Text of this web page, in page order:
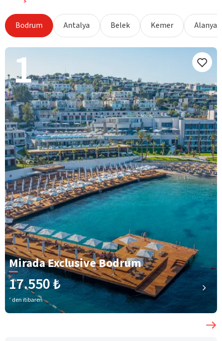
Bodrum Antalya Belek Kemer Alanya
1
Mirada Exclusive Bodrum
17.550 ₺
’ den itibaren